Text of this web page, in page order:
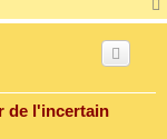
de l'incertain